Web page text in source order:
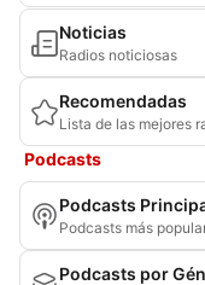
Noticias
Radios noticiosas
Recomendadas
Lista de las mejores
Podcasts
Podcasts
Podcasts más
Podcasts por